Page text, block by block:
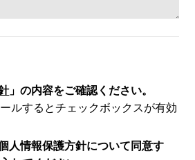
」の内容をご確認ください。
ルするとチェックボックスが有効
人情報保護方針について同意す